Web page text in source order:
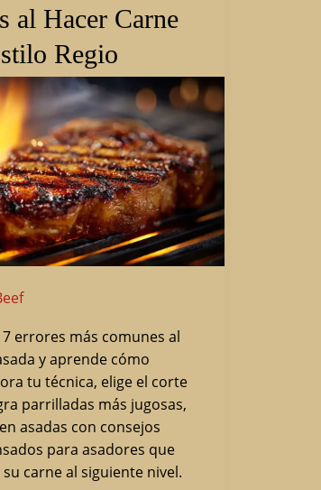
al Hacer Carne
Regio
errores más comunes al
y aprende cómo
tu técnica, elige el corte
parrilladas más jugosas,
asadas con consejos
para asadores que
carne al siguiente nivel.